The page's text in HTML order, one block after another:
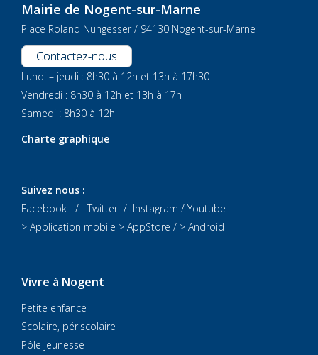
Mairie de Nogent-sur-Marne
Place Roland Nungesser / 94130 Nogent-sur-Marne
Contactez-nous
Lundi – jeudi : 8h30 à 12h et 13h à 17h30
Vendredi : 8h30 à 12h et 13h à 17h
Samedi : 8h30 à 12h
Charte graphique
Suivez nous :
Facebook /Twitter/ Instagram / Youtube
> Application mobile > AppStore / > Android
Vivre à Nogent
Petite enfance
Scolaire, périscolaire
Pôle jeunesse